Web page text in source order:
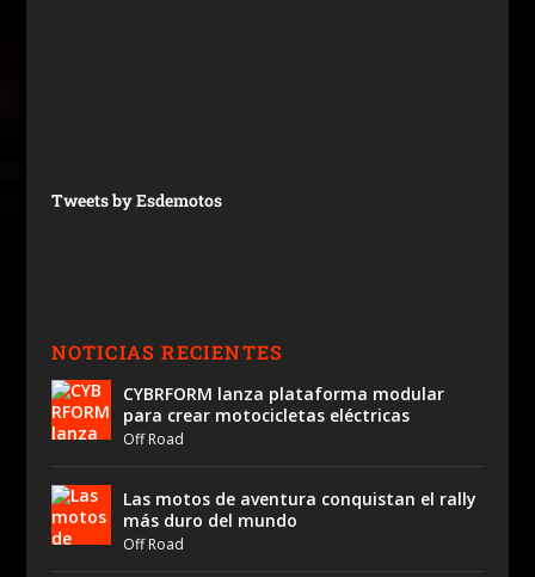
Tweets by Esdemotos
NOTICIAS RECIENTES
CYBRFORM lanza plataforma modular
para crear motocicletas eléctricas
Off Road
Las motos de aventura conquistan el rally
más duro del mundo
Off Road